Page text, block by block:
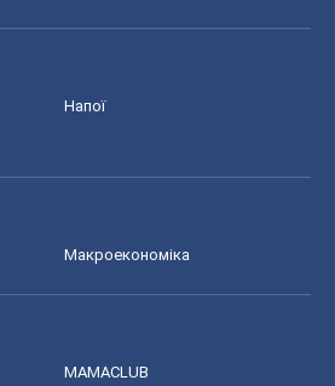
Напої
Макроекономіка
MAMACLUB